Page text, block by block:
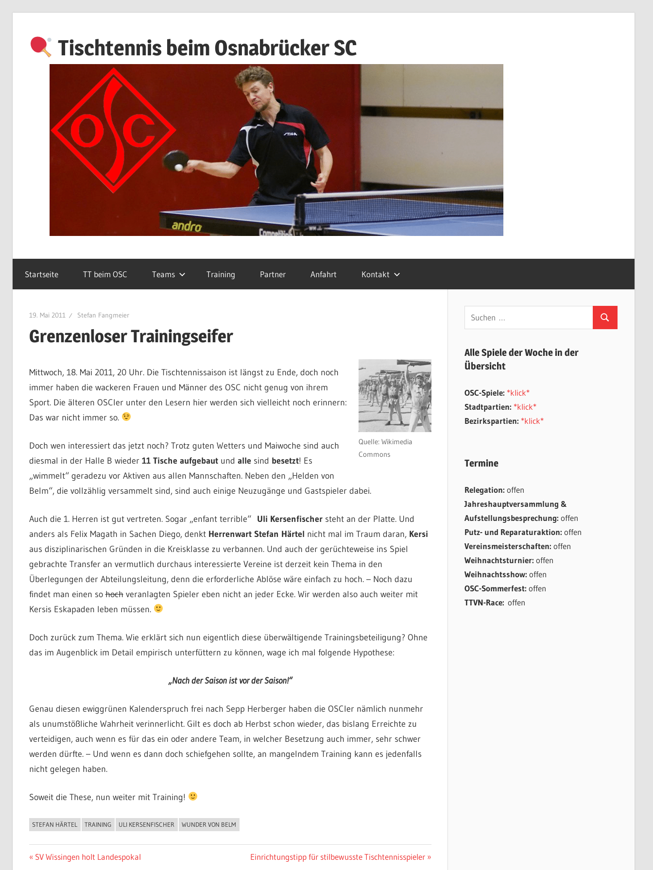
springen
Tischtennis beim Osnabrücker SC
Startseite TT beim OSC Teams Training Partner Anfahrt Kontakt
19. Mai 2011 Stefan Fangmeier
Grenzenloser Trainingseifer
Quelle: Wikimedia
Commons
Mittwoch, 18. Mai 2011, 20 Uhr. Die Tischtennissaison ist längst zu Ende, doch noch
immer haben die wackeren Frauen und Männer des OSC nicht genug von ihrem
Sport. Die älteren OSCler unter den Lesern hier werden sich vielleicht noch erinnern:
Das war nicht immer so.
Doch wen interessiert das jetzt noch? Trotz guten Wetters und Maiwoche sind auch
diesmal in der Halle B wieder 11 Tische aufgebautund allesind besetzt! Es
„wimmelt“ geradezu vor Aktiven aus allen Mannschaften. Neben den „Helden von
Belm“, die vollzählig versammelt sind, sind auch einige Neuzugänge und Gastspieler dabei.
Auch die 1. Herren ist gut vertreten. Sogar „enfant terrible“ Uli Kersenfischersteht an der Platte. Und
anders als Felix Magath in Sachen Diego, denkt Herrenwart Stefan Härtel nicht mal im Traum daran, Kersi
aus disziplinarischen Gründen in die Kreisklasse zu verbannen. Und auch der gerüchteweise ins Spiel
gebrachte Transfer an vermutlich durchaus interessierte Vereine ist derzeit kein Thema in den
Überlegungen der Abteilungsleitung, denn die erforderliche Ablöse wäre einfach zu hoch. – Noch dazu
findet man einen sohochveranlagten Spieler eben nicht an jeder Ecke. Wir werden also auch weiter mit
Kersis Eskapaden leben müssen.
Doch zurück zum Thema. Wie erklärt sich nun eigentlich diese überwältigende Trainingsbeteiligung? Ohne
das im Augenblick im Detail empirisch unterfüttern zu können, wage ich mal folgende Hypothese:
„Nach der Saison ist vor der Saison!“
Genau diesen ewiggrünen Kalenderspruch frei nach Sepp Herberger haben die OSCler nämlich nunmehr
als unumstößliche Wahrheit verinnerlicht. Gilt es doch ab Herbst schon wieder, das bislang Erreichte zu
verteidigen, auch wenn es für das ein oder andere Team, in welcher Besetzung auch immer, sehr schwer
werden dürfte. – Und wenn es dann doch schiefgehen sollte, an mangelndem Training kann es jedenfalls
nicht gelegen haben.
Soweit die These, nun weiter mit Training!
ALLGEMEIN
STEFAN HÄRTEL TRAINING ULI KERSENFISCHER WUNDER VON BELM
Beitragsnavigation
Vorheriger
SV Wissingen holt Landespokal
Nächster
Einrichtungstipp für stilbewusste Tischtennisspieler
Suchen
nach:
Suchen
Alle Spiele der Woche in der
Übersicht
OSC-Spiele: *klick*
Stadtpartien: *klick*
Bezirkspartien: *klick*
Termine
Relegation: offen
Jahreshauptversammlung &
Aufstellungsbesprechung: offen
Putz- und Reparaturaktion: offen
Vereinsmeisterschaften: offen
Weihnachtsturnier: offen
Weihnachtsshow: offen
OSC-Sommerfest: offen
TTVN-Race: offen